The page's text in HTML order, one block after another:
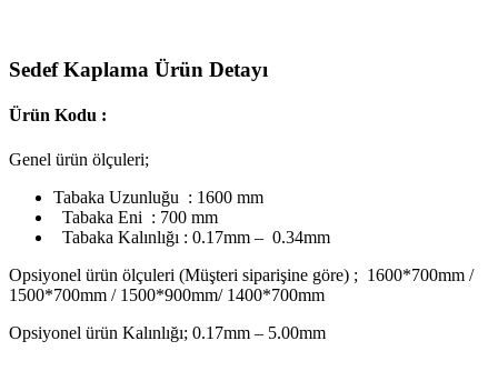
Sedef Kaplama Ürün Detayı
Ürün Kodu :
Genel ürün ölçuleri;
Tabaka Uzunluğu : 1600 mm
Tabaka Eni : 700 mm
Tabaka Kalınlığı : 0.17mm – 0.34mm
Opsiyonel ürün ölçuleri (Müşteri siparişine göre) ; 1600*700mm /
1500*700mm / 1500*900mm/ 1400*700mm
Opsiyonel ürün Kalınlığı; 0.17mm – 5.00mm